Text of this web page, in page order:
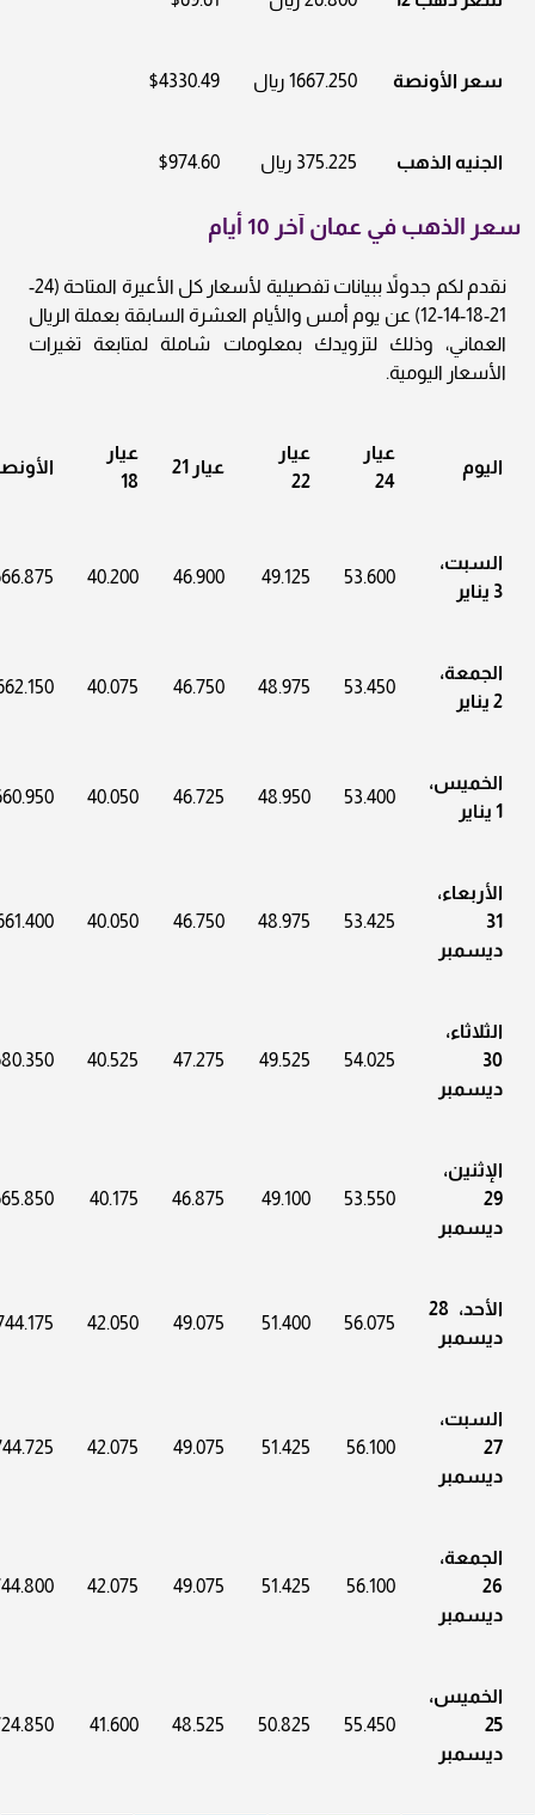
سعر الأونصة 1667.250 ريال $4330.49
الجنيه الذهب 375.225 ريال $974.60
سعر الذهب في عمان آخر 10 أيام
نقدم لكم جدولاً ببيانات تفصيلية لأسعار كل الأعيرة المتاحة (24-
21-18-14-12) عن يوم أمس والأيام العشرة السابقة بعملة الريال
العماني، وذلك لتزويدك بمعلومات شاملة لمتابعة تغيرات
الأسعار اليومية.
اليوم
عيار
24
عيار
22
عيار 21
عيار
18
السبت،
3 يناير
53.600
49.125
46.900
40.200
الجمعة،
2 يناير
53.450
48.975
46.750
40.075
الخميس،
1 يناير
53.400
48.950
46.725
40.050
الأربعاء،
31
ديسمبر
53.425
48.975
46.750
40.050
الثلاثاء،
30
ديسمبر
54.025
49.525
47.275
40.525
الإثنين،
29
ديسمبر
53.550
49.100
46.875
40.175
الأحد، 28
ديسمبر
56.075
51.400
49.075
42.050
السبت،
27
ديسمبر
56.100
51.425
49.075
42.075
الجمعة،
26
ديسمبر
56.100
51.425
49.075
42.075
الخميس،
25
ديسمبر
55.450
50.825
48.525
41.600